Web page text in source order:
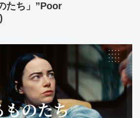
たち」”Poor